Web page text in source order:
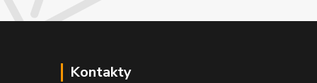
Kontakty